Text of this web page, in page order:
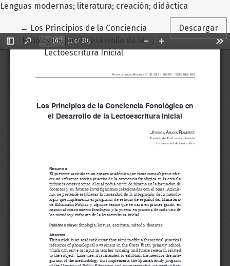
Lenguas modernas; literatura; creación; didáctica
← Volver a los detalles del artículo
Los Principios de la Conciencia
Fonológica en el Desarrollo de la
Lectoescritura Inicial
Descargar